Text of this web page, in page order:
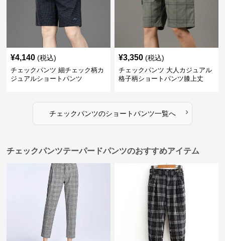
¥4,140 (税込)
チェックパンツ 細チェック柄カ
ジュアルショートパンツ
¥3,350 (税込)
チェックパンツ 大人カジュアル
格子柄ショートパンツ膝上丈
チェックパンツのショートパンツ一覧へ ›
チェックパンツテーパードパンツのおすすめアイテム